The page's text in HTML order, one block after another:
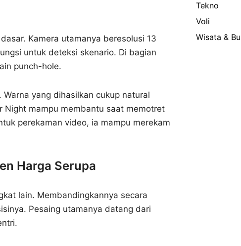
Kamera utamanya beresolusi 13
untuk deteksi skenario. Di bagian
punch-hole.
yang dihasilkan cukup natural
Night mampu membantu saat memotret
perekaman video, ia mampu merekam
Harga Serupa
lain. Membandingkannya secara
Pesaing utamanya datang dari
Tekno
Voli
Wisata &